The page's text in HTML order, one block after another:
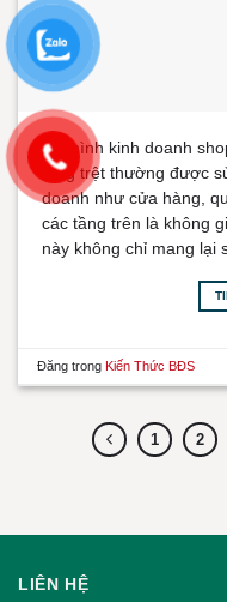
Mô hình kinh doanh
tầng trệt thường được
doanh như cửa hàng,
các tầng trên là không
này không chỉ mang lại
Đăng trongKiến Thức BĐS
1 2
LIÊN HỆ